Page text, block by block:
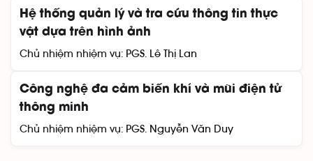
Hệ thống quản lý và tra cứu thông tin thực
vật dựa trên hình ảnh
Chủ nhiệm nhiệm vụ: PGS. Lê Thị Lan
Công nghệ đa cảm biến khí và mũi điện tử
thông minh
Chủ nhiệm nhiệm vụ: PGS. Nguyễn Văn Duy